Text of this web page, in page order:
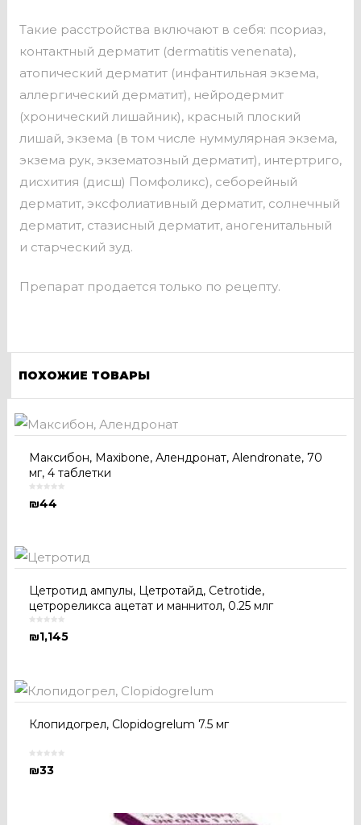
Такие расстройства включают в себя: псориаз,
контактный дерматит (dermatitis venenata),
атопический дерматит (инфантильная экзема,
аллергический дерматит), нейродермит
(хронический лишайник), красный плоский
лишай, экзема (в том числе нуммулярная экзема,
экзема рук, экзематозный дерматит), интертриго,
дисхития (дисш) Помфоликс), себорейный
дерматит, эксфолиативный дерматит, солнечный
дерматит, стазисный дерматит, аногенитальный
и старческий зуд.
Препарат продается только по рецепту.
ПОХОЖИЕ ТОВАРЫ
Максибон, Maxibone, Алендронат, Alendronate, 70
мг, 4 таблетки
₪44
Цетротид ампулы, Цетротайд, Cetrotide,
цетрореликса ацетат и маннитол, 0.25 млг
₪1,145
Клопидогрел, Clopidogrelum 7.5 мг
₪33